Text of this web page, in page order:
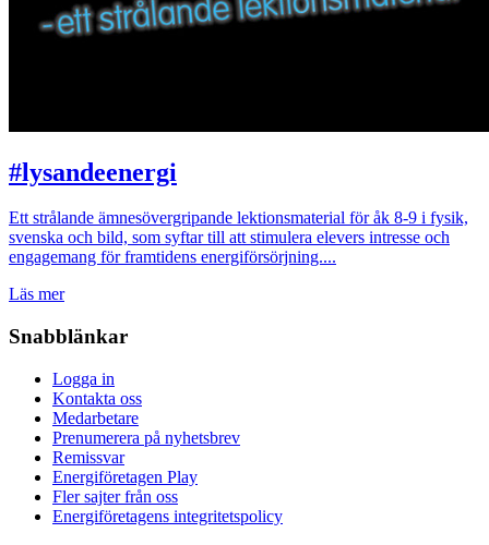
#lysandeenergi
Ett strålande ämnesövergripande lektionsmaterial för åk 8-9 i fysik,
svenska och bild, som syftar till att stimulera elevers intresse och
engagemang för framtidens energiförsörjning....
Läs mer
Snabblänkar
Logga in
Kontakta oss
Medarbetare
Prenumerera på nyhetsbrev
Remissvar
Energiföretagen Play
Fler sajter från oss
Energiföretagens integritetspolicy